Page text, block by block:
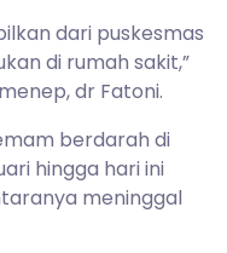
dari puskesmas
di rumah sakit,”
dr Fatoni.
berdarah di
hingga hari ini
meninggal